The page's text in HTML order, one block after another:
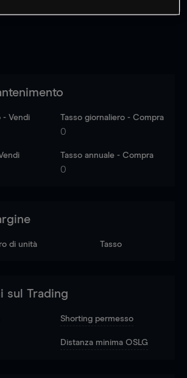
- Vendi Tasso giornaliero - Compra
0
Tasso annuale - Compra
0
di unità Tasso
sul Trading
Shorting permesso
Distanza minima OSLG